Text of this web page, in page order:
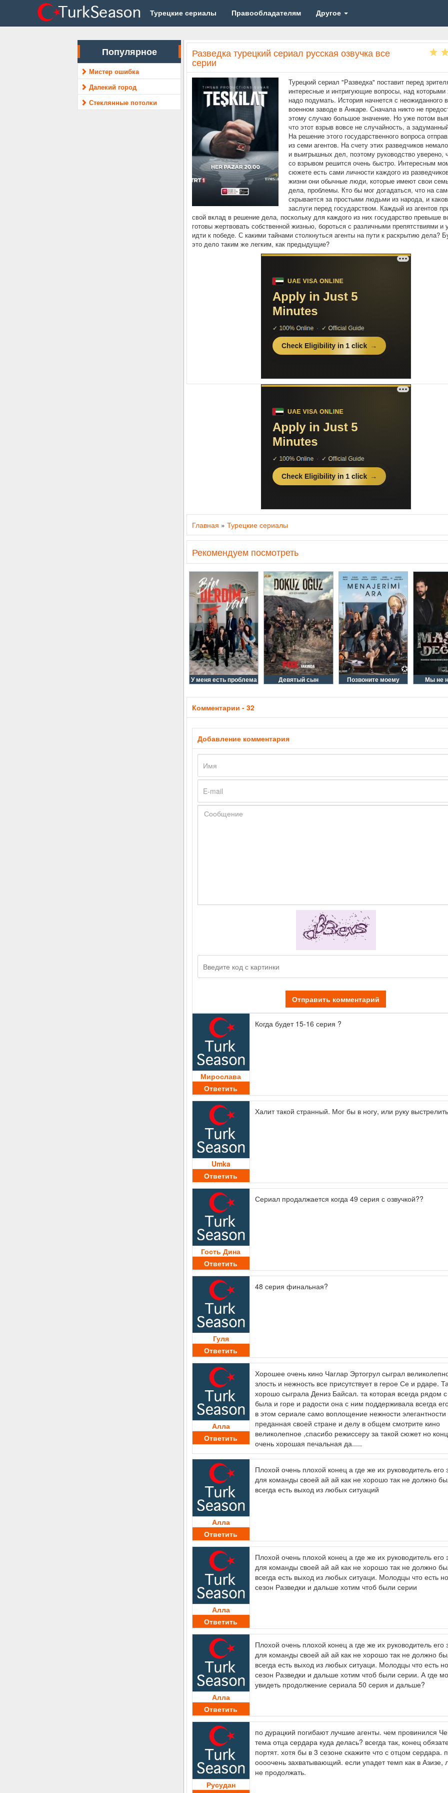
Турецкие сериалы Правообладателям Другое
Популярное
Мистер ошибка
Далекий город
Стеклянные потолки
Разведка турецкий сериал русская озвучка все
серии
Турецкий сериал "Разведка" поставит перед
интересные и интригующие вопросы, над
надо подумать. История начнется с неожиданного
военном заводе в Анкаре. Сначала никто не
этому случаю большое значение. Но уже потом
что этот взрыв вовсе не случайность, а
На решение этого государственного вопроса
из семи агентов. На счету этих разведчиков
и выигрышных дел, поэтому руководство уверено,
со взрывом решится очень быстро. Интересным
сюжете есть сами личности каждого из
жизни они обычные люди, которые имеют свои
дела, проблемы. Кто бы мог догадаться, что на
скрывается за простыми людьми из народа, и
заслуги перед государством. Каждый из агентов
свой вклад в решение дела, поскольку для каждого из них государство превыше
готовы жертвовать собственной жизнью, бороться с различными препятствиями и
идти к победе. С какими тайнами столкнуться агенты на пути к раскрытию дела?
это дело таким же легким, как предыдущие?
Главная » Турецкие сериалы
Рекомендуем посмотреть
У меня есть проблема Девятый сын Позвоните моему Мы не
Комментарии - 32
Добавление комментария
Отправить комментарий
Мирослава
Ответить
Когда будет 15-16 серия ?
Umka
Ответить
Халит такой странный. Мог бы в ногу, или руку выстрелить
Гость Дина
Ответить
Сериал продалжается когда 49 серия с озвучкой??
Гуля
Ответить
48 серия финальная?
Алла
Ответить
Хорошее очень кино Чаглар Эртогрул сыграл
злость и нежность все присутствует в герое Се и рдаре.
хорошо сыграла Дениз Байсал. та которая всегда рядом
была и горе и радости она с ним поддерживала всегда
в этом сериале само воплощение нежности элегантности
преданная своей стране и делу в общем смотрите кино
великолепное ,спасибо режиссеру за такой сюжет но
очень хорошая печальная да.....
Алла
Ответить
Плохой очень плохой конец а где же их руководитель его
для команды своей ай ай как не хорошо так не должно
всегда есть выход из любых ситуаций
Алла
Ответить
Плохой очень плохой конец а где же их руководитель его
для команды своей ай ай как не хорошо так не должно
всегда есть выход из любых ситуаци. Молодцы что есть
сезон Разведки и дальше хотим чтоб были серии
Алла
Ответить
Плохой очень плохой конец а где же их руководитель его
для команды своей ай ай как не хорошо так не должно
всегда есть выход из любых ситуаци. Молодцы что есть
сезон Разведки и дальше хотим чтоб были серии. А где
увидеть продолжение сериала 50 серия и дальше?
Русудан
по дурацкий погибают лучшие агенты. чем провинился
тема отца сердара куда делась? всегда так, конец
портят. хотя бы в 3 сезоне скажите что с отцом сердара.
оооочень захватывающий. если упадет темп как в Азизе,
не продолжать.